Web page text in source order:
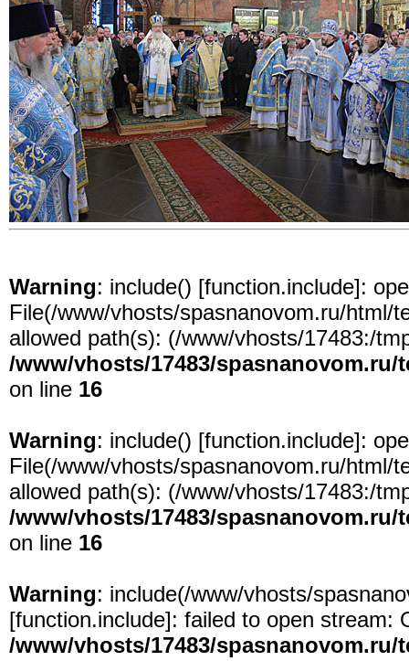
Warning: include() [function.include]:
File(/www/vhosts/spasnanovom.ru/html/
allowed path(s): (/www/vhosts/17483:/
/www/vhosts/17483/
on line 16
Warning: include() [function.include]:
File(/www/vhosts/spasnanovom.ru/html/
allowed path(s): (/www/vhosts/17483:/
/www/vhosts/17483/
on line 16
Warning: include(/www/vhosts/
[function.include]: failed to open stream:
/www/vhosts/17483/